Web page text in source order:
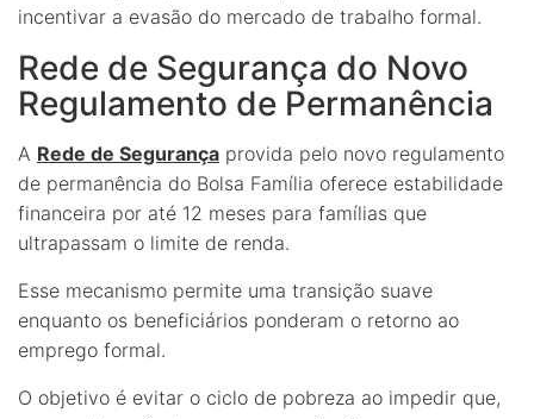
incentivar a evasão do mercado de trabalho formal.
Rede de Segurança do Novo
Regulamento de Permanência
A Rede de Segurança provida pelo novo regulamento
de permanência do Bolsa Família oferece estabilidade
financeira por até 12 meses para famílias que
ultrapassam o limite de renda.
Esse mecanismo permite uma transição suave
enquanto os beneficiários ponderam o retorno ao
emprego formal.
O objetivo é evitar o ciclo de pobreza ao impedir que,